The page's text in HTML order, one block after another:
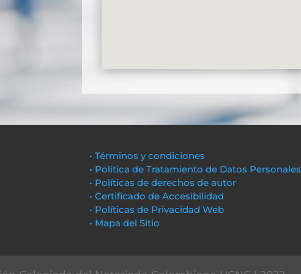
• Términos y condiciones
• Política de Tratamiento de Datos Personales
• Políticas de derechos de autor
• Certificado de Accesibilidad
• Políticas de Privacidad Web
• Mapa del Sitio